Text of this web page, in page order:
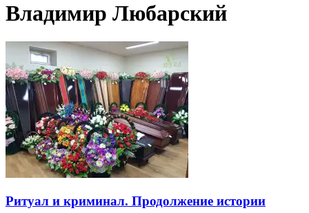
Владимир Любарский
Ритуал и криминал. Продолжение истории